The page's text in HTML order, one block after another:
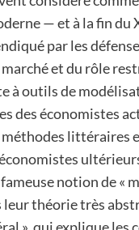
— et à la fin du
par les
marché et du rôle
à outils de
des économistes
méthodes littéraires
notion de «
théorie très